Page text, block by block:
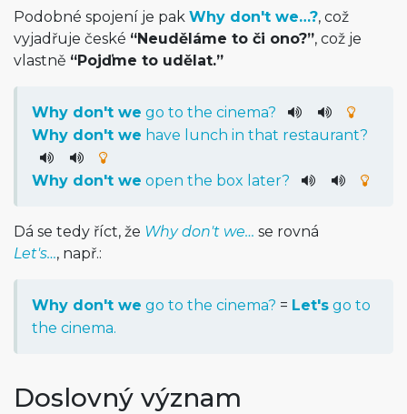
Podobné spojení je pak Why don't we…?, což
vyjadřuje české “Neuděláme to či ono?”, což je
vlastně “Pojďme to udělat.”
Why don't we go to the cinema?
Why don't we have lunch in that restaurant?
Why don't we open the box later?
Dá se tedy říct, že Why don't we… se rovná
Let's…, např.:
Why don't we go to the cinema? = Let's go to
the cinema.
Doslovný význam